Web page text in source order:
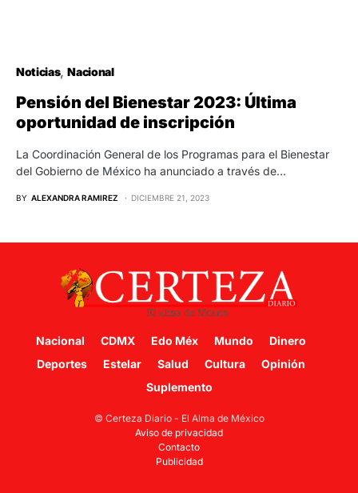
Noticias Nacional
Pensión del Bienestar 2023: Última
oportunidad de inscripción
La Coordinación General de los Programas para el Bienestar
del Gobierno de México ha anunciado a través de…
BY ALEXANDRA RAMIREZ DICIEMBRE 21, 2023
Nacional CDMX Edo Méx Mundo
Dinero
Deportes
Estelar Salud Cultura
Opinión
Suplemento
© Certeza Diario - El Alma de México
Aviso de privacidad
Contacto
Publicidad